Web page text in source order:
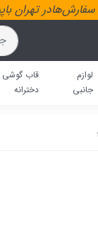
تهران
لوازم
جانبی
قاب گوشی
دخترانه